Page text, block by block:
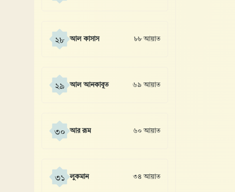
২৮ আল কাসাস ৮৮ আয়াত
২৯ আল আনকাবূত ৬৯ আয়াত
৩০ আর রূম ৬০ আয়াত
৩১ লুকমান ৩৪ আয়াত